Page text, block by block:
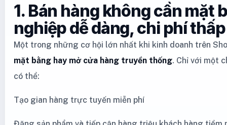
1. Bán hàng không cần mặt
nghiệp dễ dàng, chi phí thấp
Một trong những cơ hội lớn nhất khi kinh doanh trên
mặt bằng hay mở cửa hàng truyền thống. Chỉ với một
có thể:
Tạo gian hàng trực tuyến miễn phí